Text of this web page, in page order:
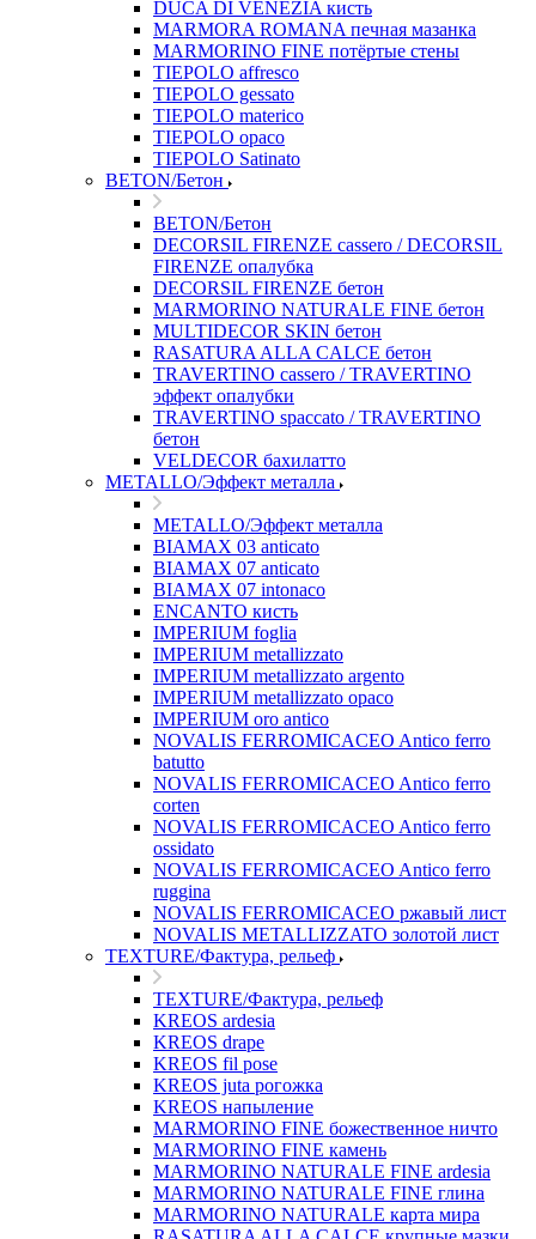
DUCA DI VENEZIA кисть
MARMORA ROMANA печная мазанка
MARMORINO FINE потёртые стены
TIEPOLO affresco
TIEPOLO gessato
TIEPOLO materico
TIEPOLO opaco
TIEPOLO Satinato
BETON/Бетон
BETON/Бетон
DECORSIL FIRENZE cassero / DECORSIL
FIRENZE опалубка
DECORSIL FIRENZE бетон
MARMORINO NATURALE FINE бетон
MULTIDECOR SKIN бетон
RASATURA ALLA CALCE бетон
TRAVERTINO cassero / TRAVERTINO
эффект опалубки
TRAVERTINO spaccato / TRAVERTINO
бетон
VELDECOR бахилатто
METALLO/Эффект металла
METALLO/Эффект металла
BIAMAX 03 anticato
BIAMAX 07 anticato
BIAMAX 07 intonaco
ENCANTO кисть
IMPERIUM foglia
IMPERIUM metallizzato
IMPERIUM metallizzato argento
IMPERIUM metallizzato opaco
IMPERIUM oro antico
NOVALIS FERROMICACEO Antico ferro
batutto
NOVALIS FERROMICACEO Antico ferro
corten
NOVALIS FERROMICACEO Antico ferro
ossidato
NOVALIS FERROMICACEO Antico ferro
ruggina
NOVALIS FERROMICACEO ржавый лист
NOVALIS METALLIZZATO золотой лист
TEXTURE/Фактура, рельеф
TEXTURE/Фактура, рельеф
KREOS ardesia
KREOS drape
KREOS fil pose
KREOS juta рогожка
KREOS напыление
MARMORINO FINE божественное ничто
MARMORINO FINE камень
MARMORINO NATURALE FINE ardesia
MARMORINO NATURALE FINE глина
MARMORINO NATURALE карта мира